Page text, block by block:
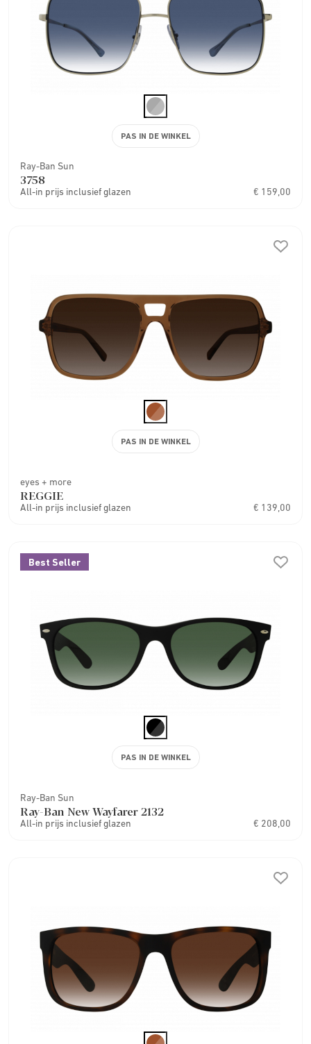
Ray-Ban Sun
3758
All-in prijs inclusief glazen € 159,00
PAS IN DE WINKEL
eyes + more
REGGIE
All-in prijs inclusief glazen € 139,00
PAS IN DE WINKEL
Best Seller
Ray-Ban Sun
Ray-Ban New Wayfarer 2132
All-in prijs inclusief glazen € 208,00
PAS IN DE WINKEL